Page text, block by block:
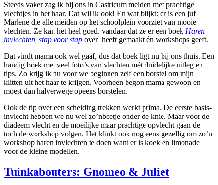
Steeds vaker zag ik bij ons in Castricum meiden met prachtige
vlechtjes in het haar. Dat wil ik ook! En wat blijkt: er is een juf
Marlene die alle meiden op het schoolplein voorziet van mooie
vlechten. Ze kan het heel goed, vandaar dat ze er een boek Haren
invlechten, stap voor stap over heeft gemaakt én workshops geeft.
Dat vindt mama ook wel gaaf, dus dat boek ligt nu bij ons thuis. Een
handig boek met veel foto’s van vlechten mét duidelijke uitleg en
tips. Zo krijg ik nu voor we beginnen zelf een borstel om mijn
klitten uit het haar te krijgen. Voorheen begon mama gewoon en
moest dan halverwege opeens borstelen.
Ook de tip over een scheiding trekken werkt prima. De eerste basis-
invlecht hebben we nu wel zo’nbeetje onder de knie. Maar voor de
diadeem vlecht en de moeilijke maar prachtige opvlecht gaan de
toch de workshop volgen. Het klinkt ook nog eens gezellig om zo’n
workshop haren invlechten te doen want er is koek en limonade
voor de kleine modellen.
Tuinkabouters: Gnomeo & Juliet